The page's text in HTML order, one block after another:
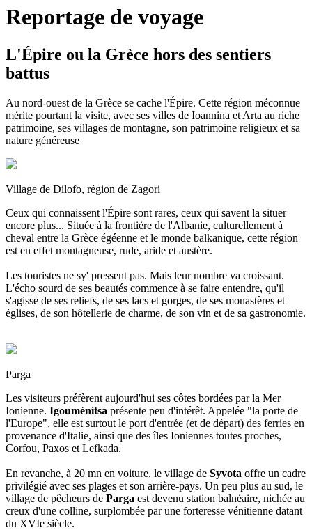
Reportage de voyage
L'Épire ou la Grèce hors des sentiers
battus
Au nord-ouest de la Grèce se cache l'Épire. Cette région méconnue
mérite pourtant la visite, avec ses villes de Ioannina et Arta au riche
patrimoine, ses villages de montagne, son patrimoine religieux et sa
nature généreuse
Village de Dilofo, région de Zagori
Ceux qui connaissent l'Épire sont rares, ceux qui savent la situer
encore plus... Située à la frontière de l'Albanie, culturellement à
cheval entre la Grèce égéenne et le monde balkanique, cette région
est en effet montagneuse, rude, aride et austère.
Les touristes ne sy' pressent pas. Mais leur nombre va croissant.
L'écho sourd de ses beautés commence à se faire entendre, qu'il
s'agisse de ses reliefs, de ses lacs et gorges, de ses monastères et
églises, de son hôtellerie de charme, de son vin et de sa gastronomie.
Parga
Les visiteurs préfèrent aujourd'hui ses côtes bordées par la Mer
Ionienne. Igouménitsa présente peu d'intérêt. Appelée "la porte de
l'Europe", elle est surtout le port d'entrée (et de départ) des ferries en
provenance d'Italie, ainsi que des îles Ioniennes toutes proches,
Corfou, Paxos et Lefkada.
En revanche, à 20 mn en voiture, le village de Syvota offre un cadre
privilégié avec ses plages et son arrière-pays. Un peu plus au sud, le
village de pêcheurs de Parga est devenu station balnéaire, nichée au
creux d'une colline, surplombée par une forteresse vénitienne datant
du XVIe siècle.